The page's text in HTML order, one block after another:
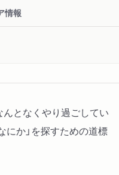
情報
んとなくやり過ごしてい
か」を探すための道標